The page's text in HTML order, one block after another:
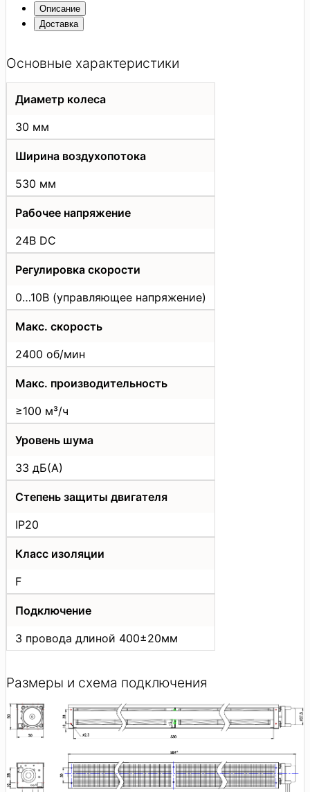
Описание
Доставка
Основные характеристики
Диаметр колеса
30 мм
Ширина воздухопотока
530 мм
Рабочее напряжение
24В DC
Регулировка скорости
0…10В (управляющее напряжение)
Макс. скорость
2400 об/мин
Макс. производительность
≥100 м³/ч
Уровень шума
33 дБ(А)
Степень защиты двигателя
IP20
Класс изоляции
F
Подключение
3 провода длиной 400±20мм
Размеры и схема подключения